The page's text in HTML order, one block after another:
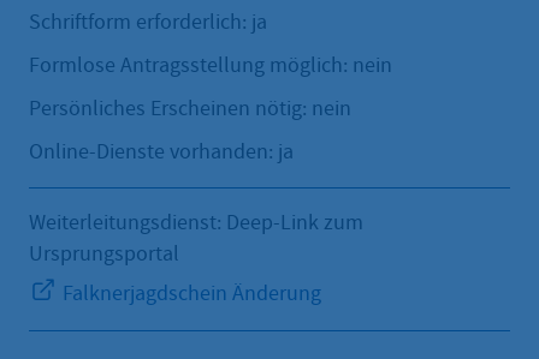
Schriftform erforderlich: ja
Formlose Antragsstellung möglich: nein
Persönliches Erscheinen nötig: nein
Online-Dienste vorhanden: ja
Weiterleitungsdienst: Deep-Link zum
Ursprungsportal
Falknerjagdschein Änderung